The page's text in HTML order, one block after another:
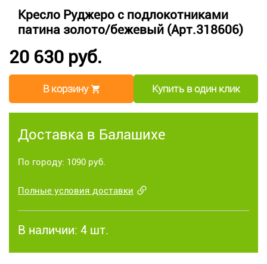
Кресло Руджеро с подлокотниками
патина золото/бежевый (Арт.318606)
20 630 руб.
В корзину Купить в один клик
Доставка в Балашихе
По городу: 1090 руб.
Полные условия доставки
В наличии: 4 шт.